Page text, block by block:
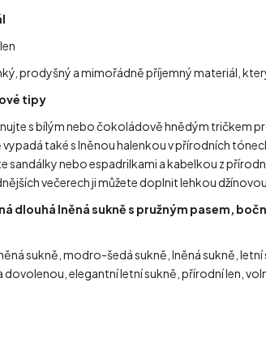
prodyšný a mimořádně příjemný materiál,
tipy
s bílým nebo čokoládově hnědým tričkem
vypadá také s lněnou halenkou v přírodních
sandálky nebo espadrilkami a kabelkou z
večerech ji můžete doplnit lehkou
dlouhá lněná sukně s pružným pasem,
sukně, modro-šedá sukně, lněná sukně,
dovolenou, elegantní letní sukně, přírodní len,